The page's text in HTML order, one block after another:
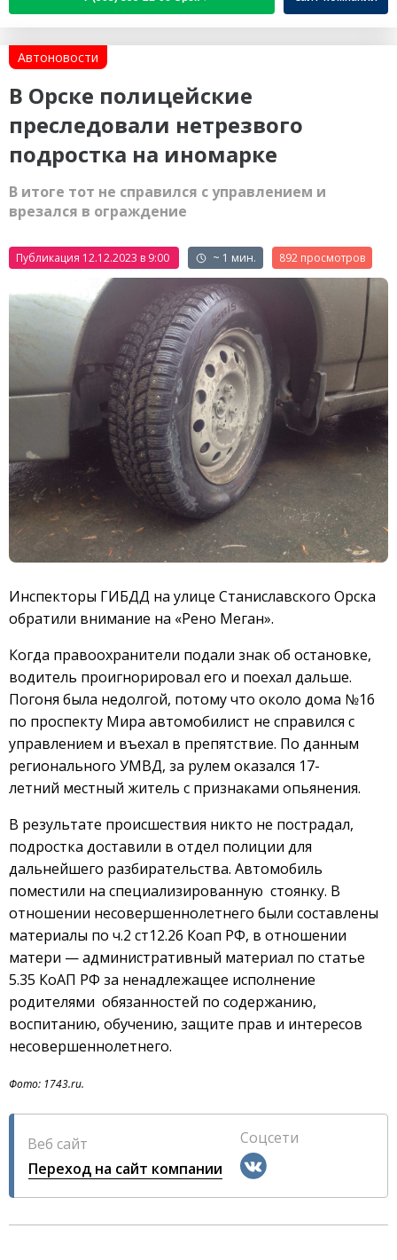
Автоновости
В Орске полицейские
преследовали нетрезвого
подростка на иномарке
В итоге тот не справился с управлением и
врезался в ограждение
Публикация 12.12.2023 в 9:00 ~ 1 мин. 892
Инспекторы ГИБДД на улице Станиславского Орска
обратили внимание на «Рено Меган».
Когда правоохранители подали знак об остановке,
водитель проигнорировал его и поехал дальше.
Погоня была недолгой, потому что около дома №16
по проспекту Мира автомобилист не справился с
управлением и въехал в препятствие. По данным
регионального УМВД, за рулем оказался 17-
летний местный житель с признаками опьянения.
В результате происшествия никто не пострадал,
подростка доставили в отдел полиции для
дальнейшего разбирательства. Автомобиль
поместили на специализированную стоянку. В
отношении несовершеннолетнего были составлены
материалы по ч.2 ст12.26 Коап РФ, в отношении
матери — административный материал по статье
5.35 КоАП РФ за ненадлежащее исполнение
родителями обязанностей по содержанию,
воспитанию, обучению, защите прав и интересов
несовершеннолетнего.
Фото: 1743.ru.
Веб сайт
Переход на сайт компании
Соцсети